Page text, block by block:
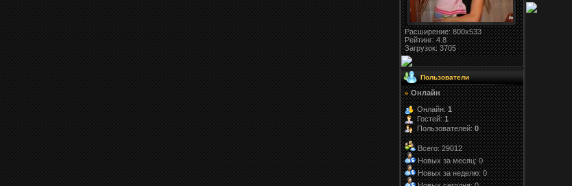
Расширение: 800x533
Рейтинг:4.8
Загрузок: 3705
Пользователи
» Онлайн
Онлайн:1
Гостей:1
Пользователей:0
Всего: 29012
Новых за месяц: 0
Новых за неделю: 0